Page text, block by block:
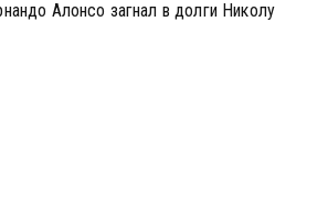
Алонсо загнал в долги Николу